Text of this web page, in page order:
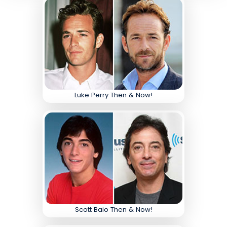
Luke Perry Then & Now!
Scott Baio Then & Now!